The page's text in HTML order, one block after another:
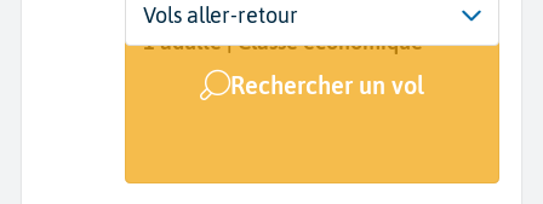
Départ
Marseille (MRS)
Dates
25 août - 14 oct.
Voyageurs | Classe
1 adulte | Classe économique
Rechercher un vol
Vols aller-retour